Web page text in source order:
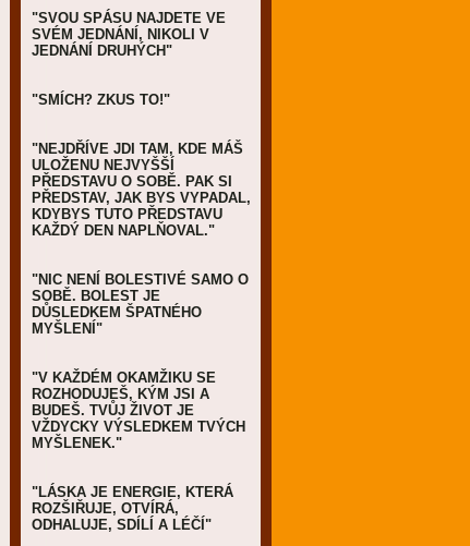
"SVOU SPÁSU NAJDETE VE
SVÉM JEDNÁNÍ, NIKOLI V
JEDNÁNÍ DRUHÝCH"
"SMÍCH? ZKUS TO!"
"NEJDŘÍVE JDI TAM, KDE MÁŠ
ULOŽENU NEJVYŠŠÍ
PŘEDSTAVU O SOBĚ. PAK SI
PŘEDSTAV, JAK BYS VYPADAL,
KDYBYS TUTO PŘEDSTAVU
KAŽDÝ DEN NAPLŇOVAL."
"NIC NENÍ BOLESTIVÉ SAMO O
SOBĚ. BOLEST JE
DŮSLEDKEM ŠPATNÉHO
MYŠLENÍ"
"V KAŽDÉM OKAMŽIKU SE
ROZHODUJEŠ, KÝM JSI A
BUDEŠ. TVŮJ ŽIVOT JE
VŽDYCKY VÝSLEDKEM TVÝCH
MYŠLENEK."
"LÁSKA JE ENERGIE, KTERÁ
ROZŠIŘUJE, OTVÍRÁ,
ODHALUJE, SDÍLÍ A LÉČÍ"